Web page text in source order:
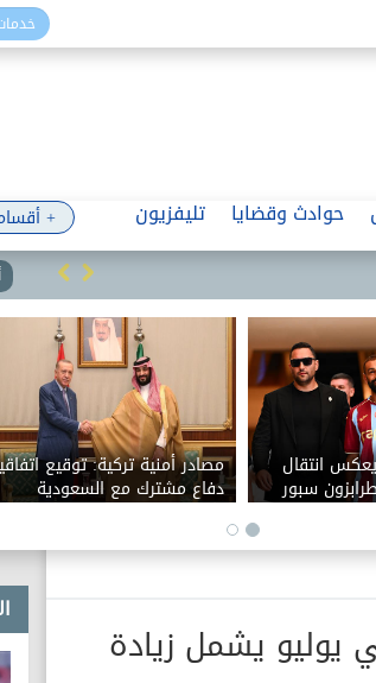
+ حوادث وقضايا تليفزيون
انتقال
سبور
مصادر أمنية تركية: توقيع
دفاع مشترك مع السعودية
وباكستان اليوم
يوليو يشمل زيادة